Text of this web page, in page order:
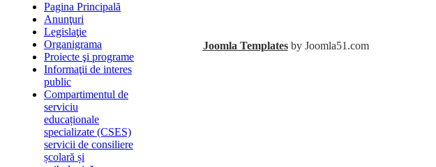
Pagina Principală
Anunţuri
Legislaţie
Organigrama
Proiecte şi programe
Informaţii de interes
public
Compartimentul de
serviciu
educaționale
specializate (CSES)
servicii de consiliere
școlară și
Joomla Templatesby Joomla51.com